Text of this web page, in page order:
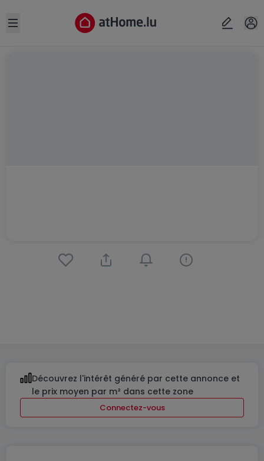
Open sidebar
Découvrez l'intérêt généré par cette annonce et
le prix moyen par m² dans cette zone
Connectez-vous